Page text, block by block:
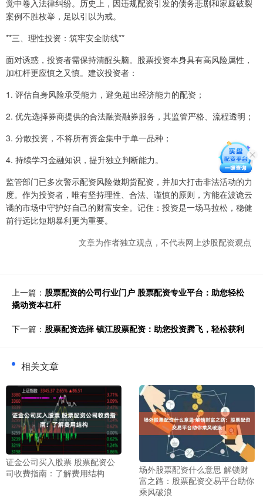
觉中卷入法律纠纷。历史上，因违规配资引发的债务悲剧和家庭破裂
案例不胜枚举，足以引以为戒。
**三、理性投资：筑牢安全防线**
面对诱惑，投资者需保持清醒头脑。股票投资本身具有高风险属性，
加杠杆更应慎之又慎。建议投资者：
1. 评估自身风险承受能力，避免超出经济能力的配资；
2. 优先选择券商提供的合法融资融券服务，其监管严格、流程透明；
3. 分散投资，不将所有资金集中于单一品种；
4. 持续学习金融知识，提升独立判断能力。
监管部门已多次警示配资风险做期货配资，并加大打击非法活动的力
度。作为投资者，唯有坚持理性、合法、谨慎的原则，方能在波诡云
谲的市场中守护好自己的财富安全。记住：投资是一场马拉松，稳健
前行远比短期暴利更为重要。
文章为作者独立观点，不代表网上炒股配资观点
上一篇： 股票配资的公司行业门户 股票配资专业平台：助您轻松
撬动资本杠杆
下一篇： 股票配资选择 镇江股票配资：助您投资腾飞，轻松获利
相关文章
证金公司买入股票 股票配资公
司收费指南：了解费用结构
场外股票配资什么意思 解锁财
富之路：股票配资交易平台助你
乘风破浪